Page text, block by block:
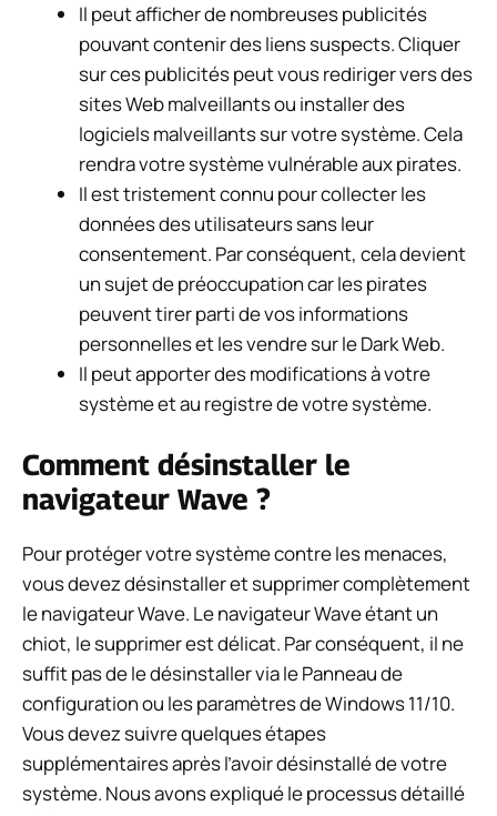
Il peut afficher de nombreuses publicités
pouvant contenir des liens suspects. Cliquer
sur ces publicités peut vous rediriger vers des
sites Web malveillants ou installer des
logiciels malveillants sur votre système. Cela
rendra votre système vulnérable aux pirates.
Il est tristement connu pour collecter les
données des utilisateurs sans leur
consentement. Par conséquent, cela devient
un sujet de préoccupation car les pirates
peuvent tirer parti de vos informations
personnelles et les vendre sur le Dark Web.
Il peut apporter des modifications à votre
système et au registre de votre système.
Comment désinstaller le
navigateur Wave ?
Pour protéger votre système contre les menaces,
vous devez désinstaller et supprimer complètement
le navigateur Wave. Le navigateur Wave étant un
chiot, le supprimer est délicat. Par conséquent, il ne
suffit pas de le désinstaller via le Panneau de
configuration ou les paramètres de Windows 11/10.
Vous devez suivre quelques étapes
supplémentaires après l’avoir désinstallé de votre
système. Nous avons expliqué le processus détaillé